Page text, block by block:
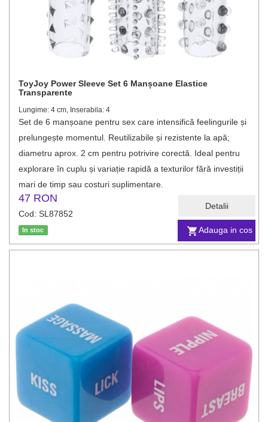
Adauga in cos
Detalii
ToyJoy Power Sleeve Set 6 Manșoane Elastice
Transparente
Lungime: 4 cm, Inserabila: 4
Set de 6 manșoane pentru sex care intensifică feelingurile și
prelungește momentul. Reutilizabile și rezistente la apă;
diametru aprox. 2 cm pentru potrivire corectă. Ideal pentru
explorare în cuplu și variație rapidă a texturilor fără investiții
mari de timp sau costuri suplimentare.
47 RON
Cod: SL87852
In stoc